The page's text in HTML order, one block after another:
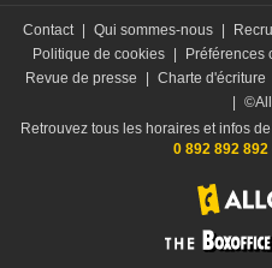
Contact Qui sommes-nous
Politique de cookies
Préférences
Revue de presse
Charte d'écriture
Retrouvez tous les horaires et infos
0 892 892 892